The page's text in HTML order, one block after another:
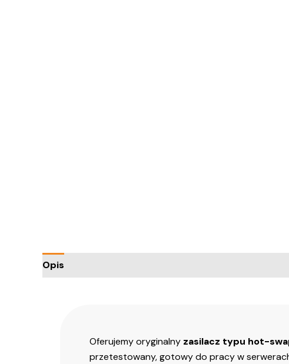
Opis
Oferujemy oryginalny zasilacz typu hot-
przetestowany, gotowy do pracy w